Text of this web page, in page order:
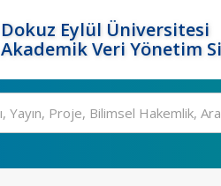
Dokuz Eylül Üniversitesi
Akademik Veri Yönetim